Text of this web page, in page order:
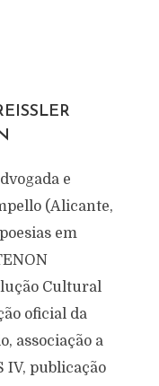
e
(Alicante,
em
Cultural
oficial da
associação a
IV, publicação